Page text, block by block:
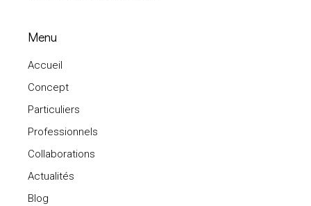
Menu
Accueil
Concept
Particuliers
Professionnels
Collaborations
Actualités
Blog